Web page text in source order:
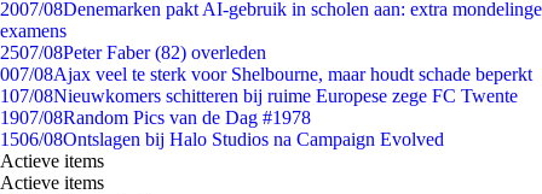
2007/08Denemarken pakt AI-gebruik in scholen aan: extra mondelinge
examens
2507/08Peter Faber (82) overleden
007/08Ajax veel te sterk voor Shelbourne, maar houdt schade beperkt
107/08Nieuwkomers schitteren bij ruime Europese zege FC Twente
1907/08Random Pics van de Dag #1978
1506/08Ontslagen bij Halo Studios na Campaign Evolved
Actieve items
Actieve items